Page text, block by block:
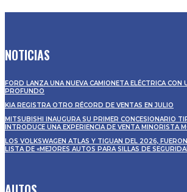
NOTICIAS
FORD LANZA UNA NUEVA CAMIONETA ELÉCTRICA CON
PROFUNDO
KIA REGISTRA OTRO RÉCORD DE VENTAS EN JULIO
MITSUBISHI INAUGURA SU PRIMER CONCESIONARIO
INTRODUCE UNA EXPERIENCIA DE VENTA MINORISTA
LOS VOLKSWAGEN ATLAS Y TIGUAN DEL 2026,
LISTA DE «MEJORES AUTOS PARA SILLAS DE